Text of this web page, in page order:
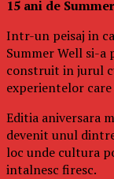
15 ani de
Intr-un peisaj in
Summer Well si-
construit in jurul
experientelor
Editia aniversara
devenit unul
loc unde cultura
intalnesc firesc.